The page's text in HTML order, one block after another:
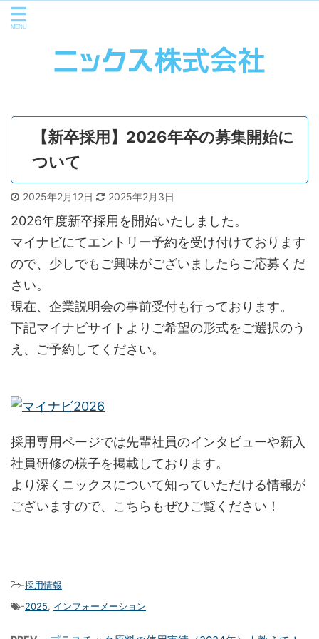
【新卒採用】2026年卒の募集開始に
ついて
2025年2月12日 2025年2月3日
2026年度新卒採用を開始いたしました。
マイナビにてエントリー予約を受け付けております
ので、少しでもご興味がございましたらご応募くだ
さい。
現在、企業説明会の事前受付も行っております。
下記マイナビサイトよりご希望の形式をご選択のう
え、ご予約してください。
採用専用ページでは先輩社員のインタビューや新入
社員研修の様子を掲載しております。
より深くニックスについて知っていただける情報が
ございますので、こちらもぜひご覧ください！
-採用情報
-2025, インフォーメーション